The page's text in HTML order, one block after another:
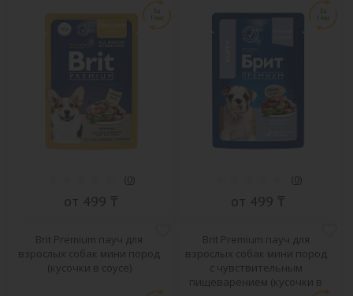
(0)
от 499 ₸
(0)
от 499 ₸
Brit Premium пауч для
взрослых собак мини пород
(кусочки в соусе)
Brit Premium пауч для
взрослых собак мини пород
с чувствительным
пищеварением (кусочки в